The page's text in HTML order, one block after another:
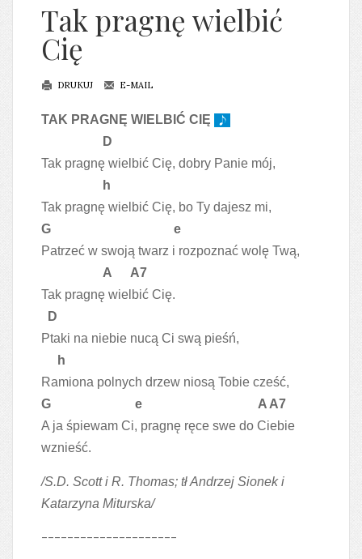
Tak pragnę wielbić
Cię
DRUKUJ E-MAIL
TAK PRAGNĘ WIELBIĆ CIĘ
D
Tak pragnę wielbić Cię, dobry Panie mój,
h
Tak pragnę wielbić Cię, bo Ty dajesz mi,
G e
Patrzeć w swoją twarz i rozpoznać wolę Twą,
A A7
Tak pragnę wielbić Cię.
D
Ptaki na niebie nucą Ci swą pieśń,
h
Ramiona polnych drzew niosą Tobie cześć,
G e A A7
A ja śpiewam Ci, pragnę ręce swe do Ciebie
wznieść.
/S.D. Scott i R. Thomas; tł Andrzej Sionek i
Katarzyna Miturska/
---------------------